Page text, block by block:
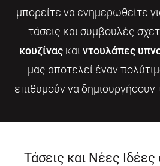
μπορείτε να ενημερωθείτε
τάσεις και συμβουλές
κουζίναςκαι ντουλάπες
μας αποτελεί έναν
επιθυμούν να δημιουργήσουν
Τάσεις και Νέες Ιδέες